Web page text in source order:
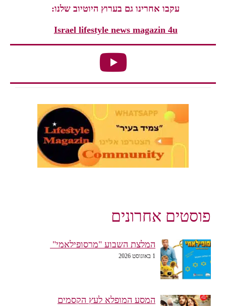
עקבו אחרינו גם בערוץ היוטיוב שלנו:
Israel lifestyle news magazin 4u
פוסטים אחרונים
המלצת השבוע "מרסופילאמי"
1 באוגוסט 2026
המסע המופלא לעץ הקסמים